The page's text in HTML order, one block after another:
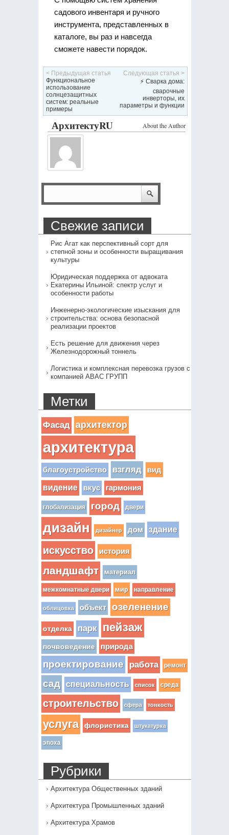
садового инвентаря и ручного
инструмента, представленных в
каталоге, вы раз и навсегда
сможете навести порядок.
< Предыдущая статья
Функциональное
использование
солнцезащитных
систем: реальные
примеры
Следующая статья >
⚡ Сварка дома:
сварочные
инверторы, их
параметры и функции
About the Author
АрхитектуRU
Свежие записи
Рис Агат как перспективный сорт для
степной зоны и особенности выращивания
культуры
Юридическая поддержка от адвоката
Екатерины Ильиной: спектр услуг и
особенности работы
Инженерно-экологические изыскания для
строительства: основа безопасной
реализации проектов
Есть решение для движения через
Железнодорожный тоннель
Логистика и комплексная перевозка грузов с
компанией АВАС ГРУПП
Метки
Фасад архитектор
архитектура
благоустройство взгляд вид
видение вкус гармония
глобализация город двери
дизайн дизайнер дом здание
искусство история
ландшафт материал
межкомнатные двери мир направление
облицовка объект озеленение
отделка парк пейзаж
почвоведение природа
проектирование работа ремонт
сад специальность список среда
строительство сфера тонкость
услуга флористика штукатурка
эпоха
Рубрики
Архитектура Общественных зданий
Архитектура Промышленных зданий
Архитектура Храмов